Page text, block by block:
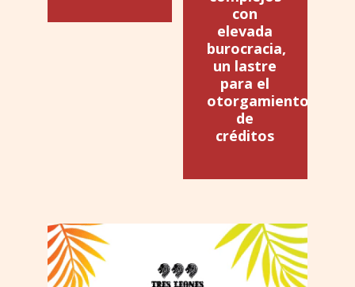
con
elevada
burocracia,
un lastre
para el
otorgamiento
de
créditos